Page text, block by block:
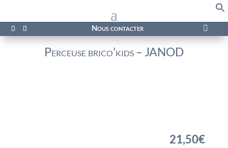
Nous contacter 
Perceuse brico’kids – JANOD
21,50€